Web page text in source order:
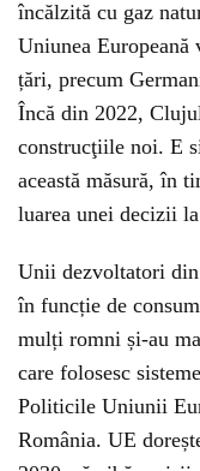
încălzită cu gaz
Uniunea
țări, precum
Încă din 2022,
construcţiile noi. E
această măsură, în
luarea unei decizii
Unii dezvoltatori din
în funcție de
mulți romni și-au
care folosesc
Politicile Uniunii
România. UE